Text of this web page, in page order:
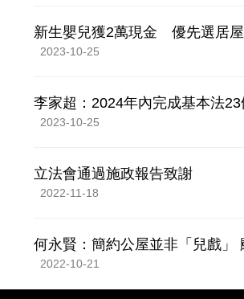
新生嬰兒獲2萬現金 優先選居
2023-10-25
李家超：2024年內完成基本法
2023-10-25
立法會通過施政報告致謝
2022-11-18
何永賢：簡約公屋並非「兒戲」
2022-10-21